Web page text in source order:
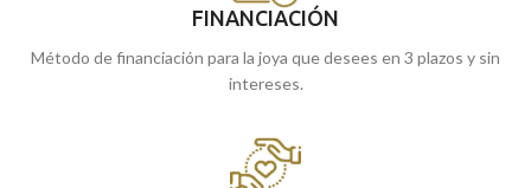
FINANCIACIÓN
Método de financiación para la joya que desees en 3 plazos y sin
intereses.